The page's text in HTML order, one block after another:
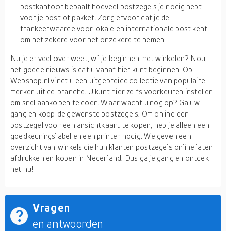
postkantoor bepaalt hoeveel postzegels je nodig hebt
voor je post of pakket. Zorg ervoor dat je de
frankeerwaarde voor lokale en internationale post kent
om het zekere voor het onzekere te nemen.
Nu je er veel over weet, wil je beginnen met winkelen? Nou,
het goede nieuws is dat u vanaf hier kunt beginnen. Op
Webshop.nl vindt u een uitgebreide collectie van populaire
merken uit de branche. U kunt hier zelfs voorkeuren instellen
om snel aankopen te doen. Waar wacht u nog op? Ga uw
gang en koop de gewenste postzegels. Om online een
postzegel voor een ansichtkaart te kopen, heb je alleen een
goedkeuringslabel en een printer nodig. We geven een
overzicht van winkels die hun klanten postzegels online laten
afdrukken en kopen in Nederland. Dus ga je gang en ontdek
het nu!
Vragen
en antwoorden